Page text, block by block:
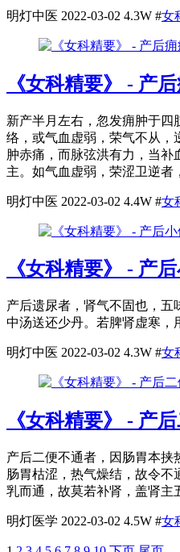
明灯中医 2022-03-02 4.3W #女
《女科精要》 - 产
新产半月左右，忽发痈肿于
络，或气血虚弱，荣气不从，
肿赤痛，而脉弦洪有力，当补
主。如气血虚弱，荣涩卫逆者
明灯中医 2022-03-02 4.4W #女
《女科精要》 - 产
产后遗尿者，肾气不固也，
中汤送还少丹。若脾肾虚寒，
明灯中医 2022-03-02 4.3W #女
《女科精要》 - 产
产后二便不通者，因肠胃本挟
肠胃枯涩，热气燥结，故令
乳而通，故莫若补肾，盖肾主
明灯医学 2022-03-02 4.5W #女